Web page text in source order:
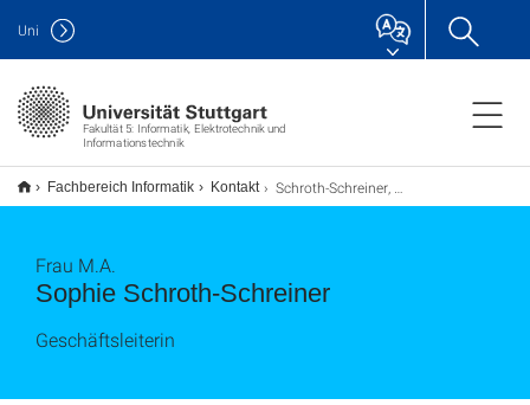
Fakultät 5: Informatik, Elektrotechnik und
Informationstechnik
Uni
Fachbereich Informatik Kontakt Schroth-Schreiner, Sophie
Sophie Schroth-Schreiner
Frau M.A.
Geschäftsleiterin